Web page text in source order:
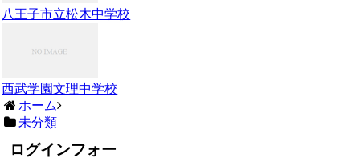
八王子市立松木中学校
西武学園文理中学校
ホーム
未分類
ログインフォー